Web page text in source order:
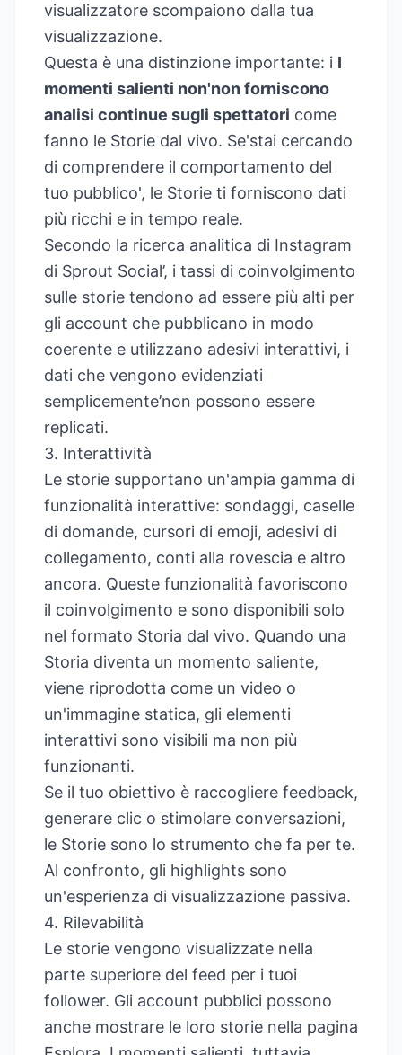
visualizzatore scompaiono dalla tua
visualizzazione.
Questa è una distinzione importante: i I
momenti salienti non'non forniscono
analisi continue sugli spettatori come
fanno le Storie dal vivo. Se'stai cercando
di comprendere il comportamento del
tuo pubblico', le Storie ti forniscono dati
più ricchi e in tempo reale.
Secondo la ricerca analitica di Instagram
di Sprout Social’, i tassi di coinvolgimento
sulle storie tendono ad essere più alti per
gli account che pubblicano in modo
coerente e utilizzano adesivi interattivi, i
dati che vengono evidenziati
semplicemente’non possono essere
replicati.
3. Interattività
Le storie supportano un'ampia gamma di
funzionalità interattive: sondaggi, caselle
di domande, cursori di emoji, adesivi di
collegamento, conti alla rovescia e altro
ancora. Queste funzionalità favoriscono
il coinvolgimento e sono disponibili solo
nel formato Storia dal vivo. Quando una
Storia diventa un momento saliente,
viene riprodotta come un video o
un'immagine statica, gli elementi
interattivi sono visibili ma non più
funzionanti.
Se il tuo obiettivo è raccogliere feedback,
generare clic o stimolare conversazioni,
le Storie sono lo strumento che fa per te.
Al confronto, gli highlights sono
un'esperienza di visualizzazione passiva.
4. Rilevabilità
Le storie vengono visualizzate nella
parte superiore del feed per i tuoi
follower. Gli account pubblici possono
anche mostrare le loro storie nella pagina